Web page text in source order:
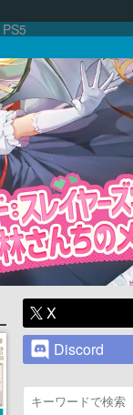
PS5
X
Discord